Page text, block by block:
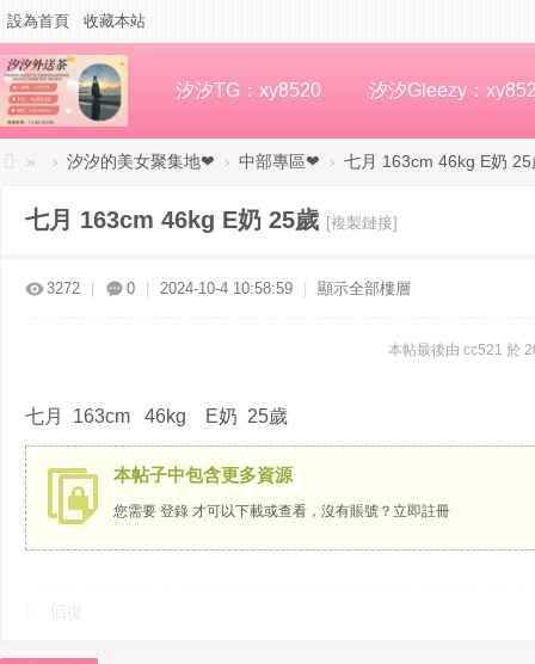
設為首頁 收藏本站
汐汐TG：xy8520 汐汐Gleezy：
» › 汐汐的美女聚集地❤ › 中部專區❤ › 七月 163cm 46kg E奶 25
七月 163cm 46kg E奶 25歲 [複製鏈接]
3272 0 2024-10-4 10:58:59 顯示全部樓層
本帖最後由 cc521 於
七月 163cm 46kg E奶 25歲
本帖子中包含更多資源
您需要 登錄 才可以下載或查看，沒有賬號？ 立即註冊
回復